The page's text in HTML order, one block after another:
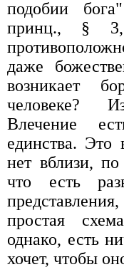
подобии
принц., §
даже
возникает
человеке?
Влечение
единства. Это
нет вблизи,
что есть
простая
однако, есть
хочет, чтобы